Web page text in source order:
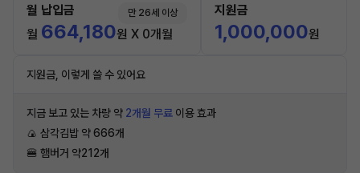
월 납입금 만 26세 이상
월 664,180원 X 0개월
지원금
1,000,000원
지원금, 이렇게 쓸 수 있어요
지금 보고 있는 차량 약 2개월 무료 이용 효과
🍙 삼각김밥 약 666개
🍔 햄버거 약212개